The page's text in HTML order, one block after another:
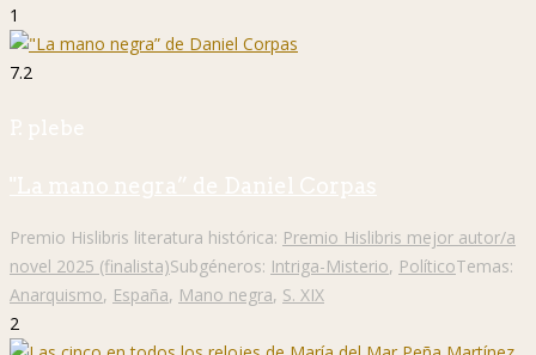
1
7.2
P. plebe
"La mano negra” de Daniel Corpas
Premio Hislibris literatura histórica: Premio Hislibris mejor autor/a
novel 2025 (finalista)Subgéneros: Intriga-Misterio, PolíticoTemas:
Anarquismo, España, Mano negra, S. XIX
2